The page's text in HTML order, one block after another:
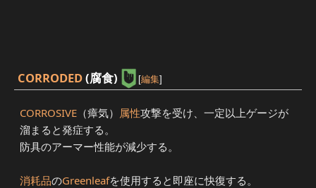
CORRODED(腐食) [編集]
CORROSIVE （瘴気） 属性攻撃を受け、一定以上ゲージが
溜まると発症する。
防具のアーマー性能が減少する。
消耗品のGreenleafを使用すると即座に快復する。